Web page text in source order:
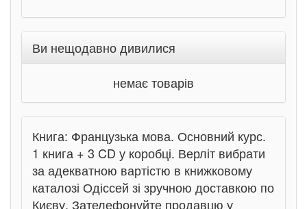
Ви нещодавно дивилися
немає товарів
Книга: Французька мова. Основний курс.
1 книга + 3 CD у коробці. Верліт вибрати
за адекватною вартістю в книжковому
каталозі Одіссей зі зручною доставкою по
Києву. Зателефонуйте продавцю у